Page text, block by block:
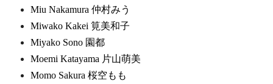
Miu Nakamura 仲村みう
Miwako Kakei 筧美和子
Miyako Sono 園都
Moemi Katayama 片山萌美
Momo Sakura 桜空もも